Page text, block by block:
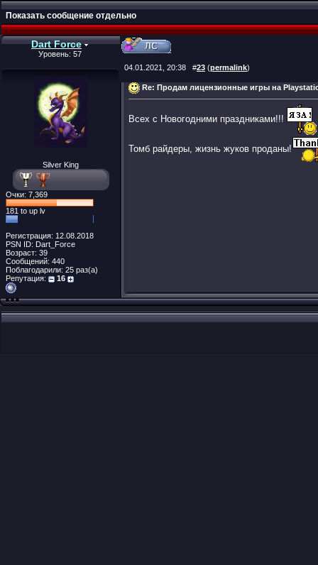
Показать сообщение отдельно
Dart Force
Уровень: 57
Silver King
Очки: 7,369
181 to up lv
Регистрация: 12.08.2018
PSN ID: Dart_Force
Возраст: 39
Сообщений: 440
Поблагодарили: 25 раз(а)
Репутация:
16
04.01.2021, 20:38 #23 (permalink)
Re: Продам лицензионные игры на
Всех с Новогодними праздниками!!!
Томб райдеры, жизнь жуков проданы!